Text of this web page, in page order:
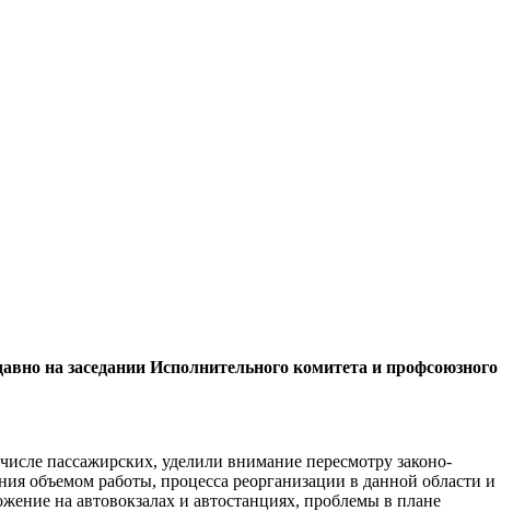
на заседании Исполнительного комитета и профсоюзного
пасса­жирских, уделили внимание пересмотру законо­
объемом работы, про­цесса реорганизации в данной области и
на автовокзалах и ав­тостанциях, проблемы в плане